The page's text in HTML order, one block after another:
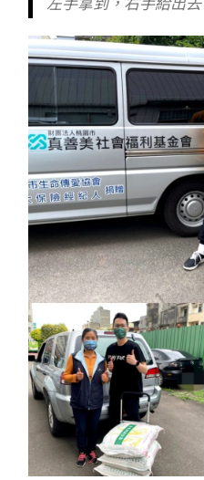
左手拿到，右手給出去